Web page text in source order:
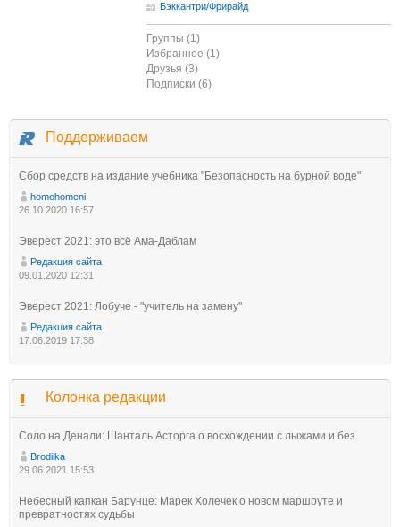
Бэккантри/Фрирайд
Группы (1)
Избранное (1)
Друзья (3)
Подписки (6)
Поддерживаем
Сбор средств на издание учебника "Безопасность на бурной воде"
homohomeni
26.10.2020 16:57
Эверест 2021: это всё Ама-Даблам
Редакция сайта
09.01.2020 12:31
Эверест 2021: Лобуче - "учитель на замену"
Редакция сайта
17.06.2019 17:38
Колонка редакции
Соло на Денали: Шанталь Асторга о восхождении с лыжами и без
Brodilka
29.06.2021 15:53
Небесный капкан Барунце: Марек Холечек о новом маршруте и
превратностях судьбы